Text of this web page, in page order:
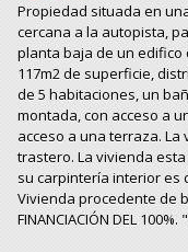
Propiedad situada en
cercana a la autopista,
planta baja de un edifico
117m2 de superficie,
de 5 habitaciones, un
montada, con acceso a
acceso a una terraza.
trastero. La vivienda
su carpintería interior es
Vivienda procedente de
FINANCIACIÓN DEL 100%.